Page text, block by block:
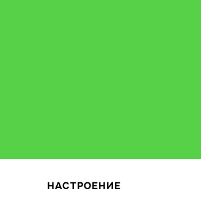
НАСТРОЕНИЕ